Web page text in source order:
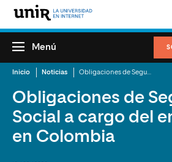
Menú
Inicio Noticias
Obligaciones de
Social a cargo del
en Colombia